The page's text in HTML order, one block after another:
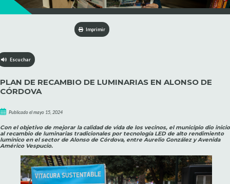
Imprimir
Escuchar
PLAN DE RECAMBIO DE LUMINARIAS EN ALONSO DE
CÓRDOVA
Publicado el mayo 15, 2024
Con el objetivo de mejorar la calidad de vida de los vecinos, el municipio dio inicio
al recambio de luminarias tradicionales por tecnología LED de alto rendimiento
lumínico en el sector de Alonso de Córdova, entre Aurelio González y Avenida
Américo Vespucio.